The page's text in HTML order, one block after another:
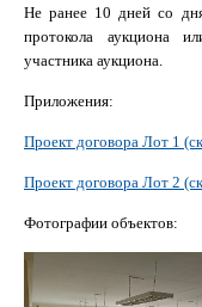
Не ранее 10 дней со
протокола аукциона
участника аукциона.
Приложения:
Проект договора Лот 1
Проект договора Лот 2
Фотографии объектов: